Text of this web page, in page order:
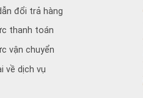
đổi trả hàng
thanh toán
vận chuyển
về dịch vụ